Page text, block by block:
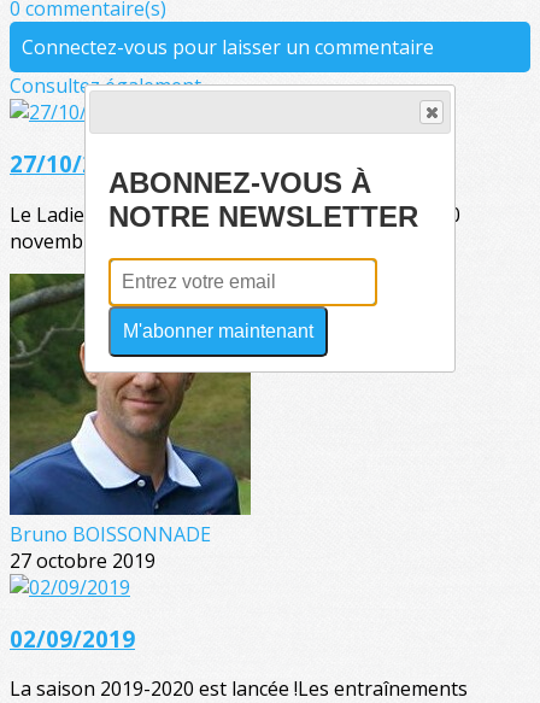
0 commentaire(s)
Connectez-vous pour laisser un commentaire
Consultez également
27/10/2019
Le Ladies’Jonctées chapitre 8 aura lieu les 09 et 10
novembre prochains !Entre 8 et 10 équipes...
Bruno BOISSONNADE
27 octobre 2019
02/09/2019
La saison 2019-2020 est lancée !Les entraînements
ABONNEZ-VOUS À
NOTRE NEWSLETTER
M'abonner maintenant